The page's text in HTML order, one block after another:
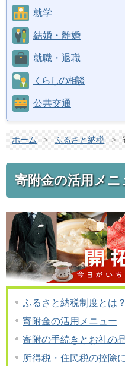
就学
結婚・離婚
就職・退職
くらしの相談
公共交通
ホーム > ふるさと納税 >
寄附金の活用メニ
ふるさと納税制度とは？
寄附金の活用メニュー
寄附の手続きとお礼の
所得税・住民税の控除